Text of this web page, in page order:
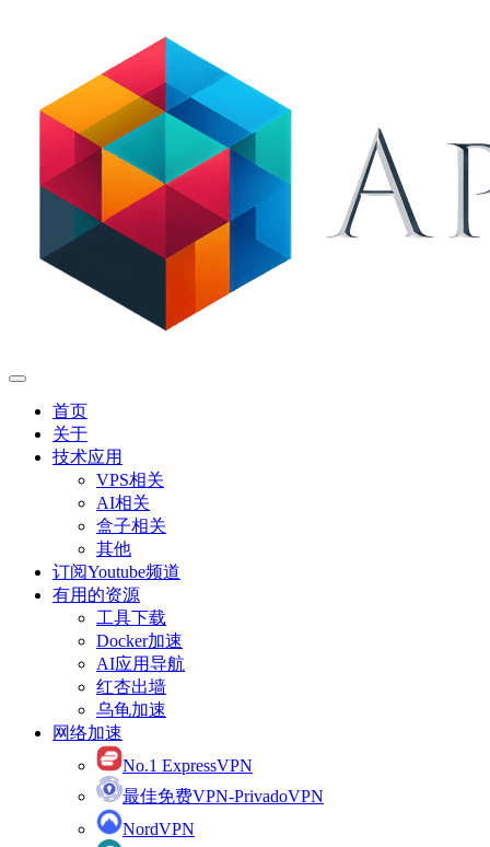
首页
关于
技术应用
VPS相关
AI相关
盒子相关
其他
订阅Youtube频道
有用的资源
工具下载
Docker加速
AI应用导航
红杏出墙
乌龟加速
网络加速
No.1 ExpressVPN
最佳免费VPN-PrivadoVPN
NordVPN